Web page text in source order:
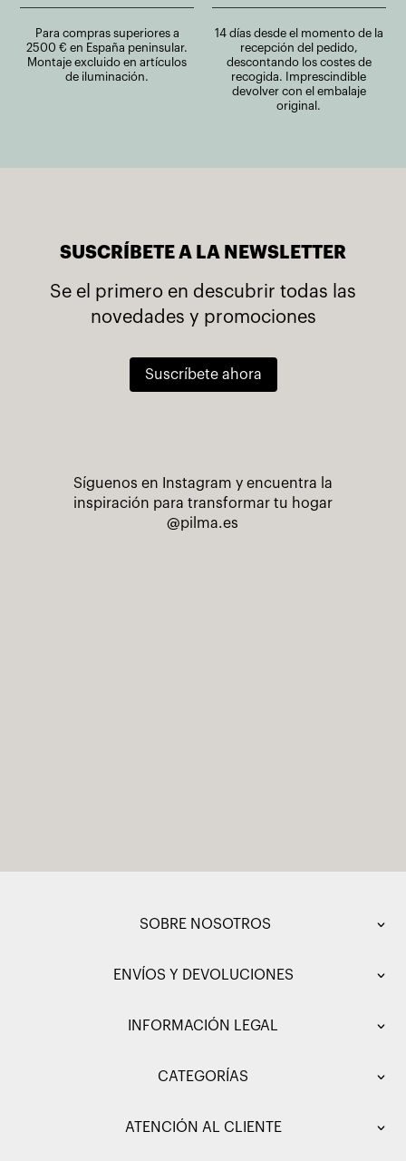
Para compras superiores a
2500 € en España peninsular.
Montaje excluido en artículos
de iluminación.
14 días desde el momento de la
recepción del pedido,
descontando los costes de
recogida. Imprescindible
devolver con el embalaje
original.
SUSCRÍBETE A LA NEWSLETTER
Se el primero en descubrir todas las
novedades y promociones
Suscríbete ahora
Síguenos en Instagram y encuentra la
inspiración para transformar tu hogar
@pilma.es
SOBRE NOSOTROS
ENVÍOS Y DEVOLUCIONES
INFORMACIÓN LEGAL
CATEGORÍAS
ATENCIÓN AL CLIENTE